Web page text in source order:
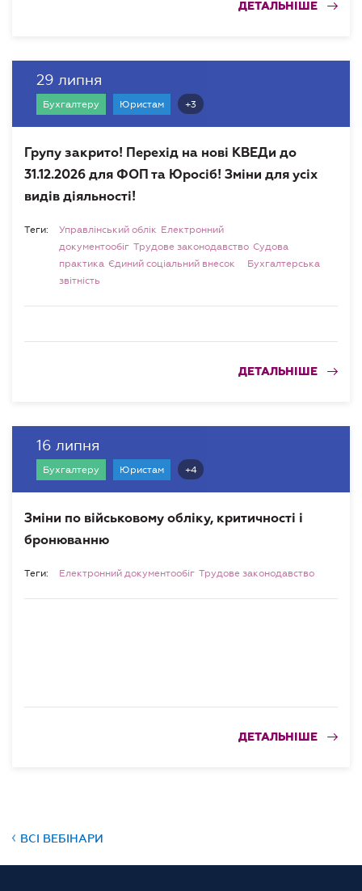
ДЕТАЛЬНІШЕ
29 липня
Бухгалтеру Юристам +3
Групу закрито! Перехід на нові КВЕДи до
31.12.2026 для ФОП та Юросіб! Зміни для усіх
видів діяльності!
Теги: Управлінський облік Електронний
документообіг Трудове законодавство Судова
практика Єдиний соціальний внесок
Бухгалтерська
звітність
ДЕТАЛЬНІШЕ
16 липня
Бухгалтеру Юристам +4
Зміни по військовому обліку, критичності і
бронюванню
Теги: Електронний документообіг Трудове законодавство
ДЕТАЛЬНІШЕ
ВСІ ВЕБІНАРИ